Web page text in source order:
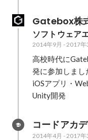
Gatebox株
ソフトウェア
2014年9月 - 2017年
高校時代に
発に参加しまし
iOSアプリ・
Unity開発
コードアカ
2014年4月 - 2017年